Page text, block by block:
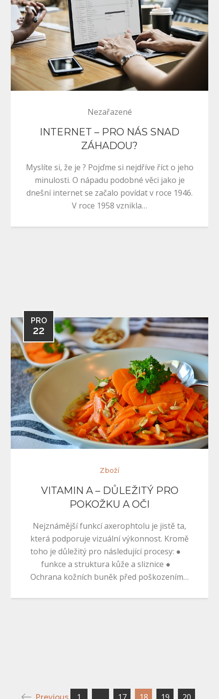
Nezařazené
INTERNET – PRO NÁS SNAD
ZÁHADOU?
Myslíte si, že je ? Pojďme si nejdříve říct o jeho
minulosti. O nápadu podobné věci jako je
dnešní internet se začalo povídat v roce 1946.
V roce 1958 vznikla…
PRO
22
Zboží
VITAMIN A – DŮLEŽITÝ PRO
POKOŽKU A OČI
Nejznámější funkcí axerophtolu je jistě ta,
která podporuje vizuální výkonnost. Kromě
toho je důležitý pro následující procesy: ●
funkce a struktura kůže a sliznice ●
Ochrana kožních buněk před poškozením…